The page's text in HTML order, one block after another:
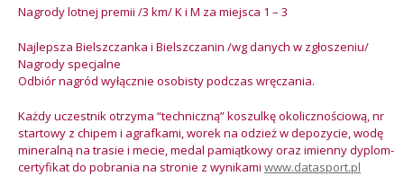
Nagrody lotnej premii /3 km/ K i M za miejsca 1 – 3
Najlepsza Bielszczanka i Bielszczanin /wg danych w zgłoszeniu/
Nagrody specjalne
Odbiór nagród wyłącznie osobisty podczas wręczania.
Każdy uczestnik otrzyma “techniczną” koszulkę okolicznościową, nr
startowy z chipem i agrafkami, worek na odzież w depozycie, wodę
mineralną na trasie i mecie, medal pamiątkowy oraz imienny dyplom-
certyfikat do pobrania na stronie z wynikami www.datasport.pl